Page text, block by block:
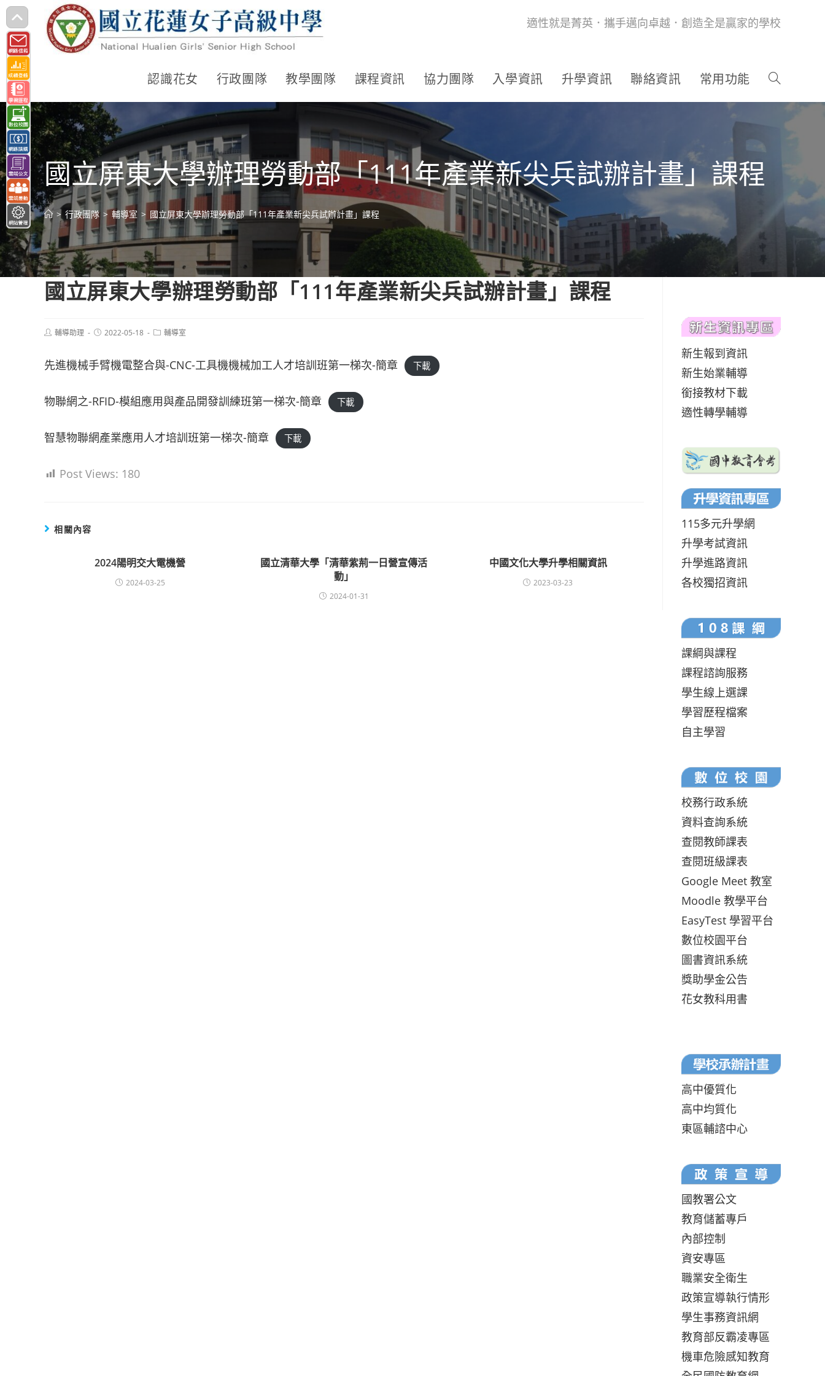
跳
轉
至
主
要
內
容
適性就是菁英．攜手邁向卓越．創造全是贏家的學校
認識花女 行政團隊 教學團隊 課程資訊 協力團隊 入學資訊 升學資訊 聯絡資訊 常用功能
國立屏東大學辦理勞動部「111年產業新尖兵試辦計畫」課程
> 行政團隊 > 輔導室 > 國立屏東大學辦理勞動部「111年產業新尖兵試辦計畫」課程
國立屏東大學辦理勞動部「111年產業新尖兵試辦計畫」課程
Post輔導助理
Post2022-05-18
Post輔導室
先進機械手臂機電整合與-CNC-工具機機械加工人才培訓班第一梯次-簡章 下載
物聯網之-RFID-模組應用與產品開發訓練班第一梯次-簡章 下載
智慧物聯網產業應用人才培訓班第一梯次-簡章 下載
Post Views: 180
相關內容
2024陽明交大電機營
2024-03-25
國立清華大學「清華紫荊一日營宣傳活
動」
2024-01-31
中國文化大學升學相關資訊
2023-03-23
新生報到資訊
新生始業輔導
銜接教材下載
適性轉學輔導
115多元升學網
升學考試資訊
升學進路資訊
各校獨招資訊
課綱與課程
課程諮詢服務
學生線上選課
學習歷程檔案
自主學習
校務行政系統
資料查詢系統
查閱教師課表
查閱班級課表
Google Meet 教室
Moodle 教學平台
EasyTest 學習平台
數位校園平台
圖書資訊系統
獎助學金公告
花女教科用書
高中優質化
高中均質化
東區輔諮中心
國教署公文
教育儲蓄專戶
內部控制
資安專區
職業安全衛生
政策宣導執行情形
學生事務資訊網
教育部反霸凌專區
機車危險感知教育